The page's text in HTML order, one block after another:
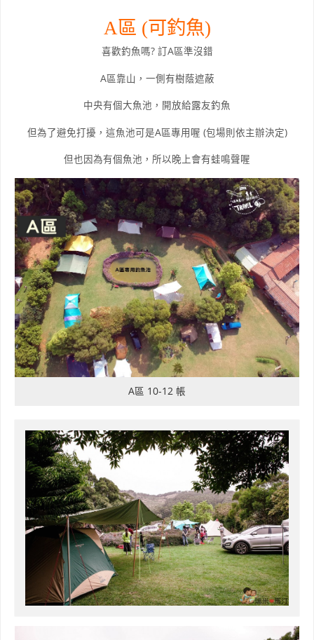
A區 (可釣魚)
喜歡釣魚嗎? 訂A區準沒錯
A區靠山，一側有樹蔭遮蔽
中央有個大魚池，開放給露友釣魚
但為了避免打擾，這魚池可是A區專用喔 (包場則依主辦決定)
但也因為有個魚池，所以晚上會有蛙鳴聲喔
A區 10-12 帳